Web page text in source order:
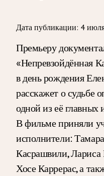
Дата публикации: 4
Премьеру
«Непревзойдённая
в день рождения
расскажет о судьбе
одной из её
В фильме приняли
исполнители:
Касрашвили,
Хосе Каррерас, а